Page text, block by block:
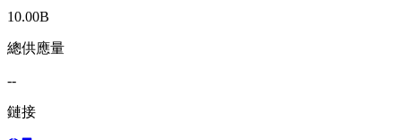
10.00B
總供應量
--
鏈接